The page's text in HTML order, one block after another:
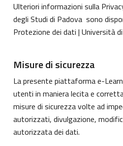
Ulteriori informazioni sulla
degli Studi di Padova sono
Protezione dei dati | Università
Misure di sicurezza
La presente piattaforma e-
utenti in maniera lecita e
misure di sicurezza volte ad
autorizzati, divulgazione,
autorizzata dei dati.